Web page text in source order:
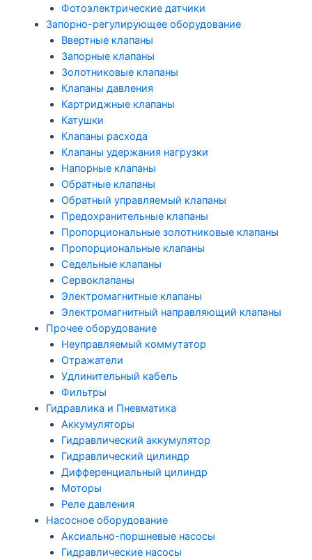
Фотоэлектрические датчики
Запорно-регулирующее оборудование
Ввертные клапаны
Запорные клапаны
Золотниковые клапаны
Клапаны давления
Картриджные клапаны
Катушки
Клапаны расхода
Клапаны удержания нагрузки
Напорные клапаны
Обратные клапаны
Обратный управляемый клапаны
Предохранительные клапаны
Пропорциональные золотниковые клапаны
Пропорциональные клапаны
Седельные клапаны
Сервоклапаны
Электромагнитные клапаны
Электромагнитный направляющий клапаны
Прочее оборудование
Неуправляемый коммутатор
Отражатели
Удлинительный кабель
Фильтры
Гидравлика и Пневматика
Аккумуляторы
Гидравлический аккумулятор
Гидравлический цилиндр
Дифференциальный цилиндр
Моторы
Реле давления
Насосное оборудование
Аксиально-поршневые насосы
Гидравлические насосы